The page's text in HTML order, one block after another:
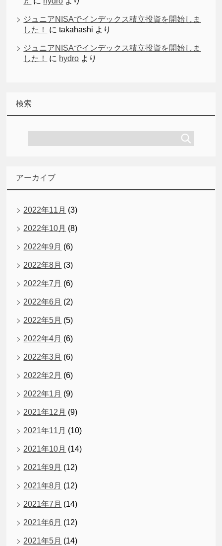
ジュニアNISAでインデックス積立投資を開始しま
した！
にtakahashi より
ジュニアNISAでインデックス積立投資を開始しま
した！
に hydro より
検索
アーカイブ
2022年11月 (3)
2022年10月 (8)
2022年9月 (6)
2022年8月 (3)
2022年7月 (6)
2022年6月 (2)
2022年5月 (5)
2022年4月 (6)
2022年3月 (6)
2022年2月 (6)
2022年1月 (9)
2021年12月 (9)
2021年11月 (10)
2021年10月 (14)
2021年9月 (12)
2021年8月 (12)
2021年7月 (14)
2021年6月 (12)
2021年5月 (14)